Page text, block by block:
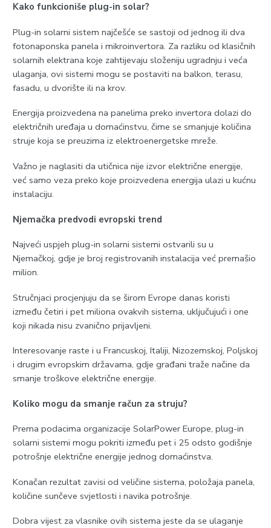
Kako funkcioniše plug-in solar?
Plug-in solarni sistem najčešće se sastoji od jednog ili dva
fotonaponska panela i mikroinvertora. Za razliku od klasičnih
solarnih elektrana koje zahtijevaju složeniju ugradnju i veća
ulaganja, ovi sistemi mogu se postaviti na balkon, terasu,
fasadu, u dvorište ili na krov.
Energija proizvedena na panelima preko invertora dolazi do
električnih uređaja u domaćinstvu, čime se smanjuje količina
struje koja se preuzima iz elektroenergetske mreže.
Važno je naglasiti da utičnica nije izvor električne energije,
već samo veza preko koje proizvedena energija ulazi u kućnu
instalaciju.
Njemačka predvodi evropski trend
Najveći uspjeh plug-in solarni sistemi ostvarili su u
Njemačkoj, gdje je broj registrovanih instalacija već premašio
milion.
Stručnjaci procjenjuju da se širom Evrope danas koristi
između četiri i pet miliona ovakvih sistema, uključujući i one
koji nikada nisu zvanično prijavljeni.
Interesovanje raste i u Francuskoj, Italiji, Nizozemskoj, Poljskoj
i drugim evropskim državama, gdje građani traže načine da
smanje troškove električne energije.
Koliko mogu da smanje račun za struju?
Prema podacima organizacije SolarPower Europe, plug-in
solarni sistemi mogu pokriti između pet i 25 odsto godišnje
potrošnje električne energije jednog domaćinstva.
Konačan rezultat zavisi od veličine sistema, položaja panela,
količine sunčeve svjetlosti i navika potrošnje.
Dobra vijest za vlasnike ovih sistema jeste da se ulaganje